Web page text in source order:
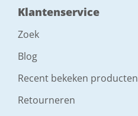
Klantenservice
Zoek
Blog
Recent bekeken producten
Retourneren